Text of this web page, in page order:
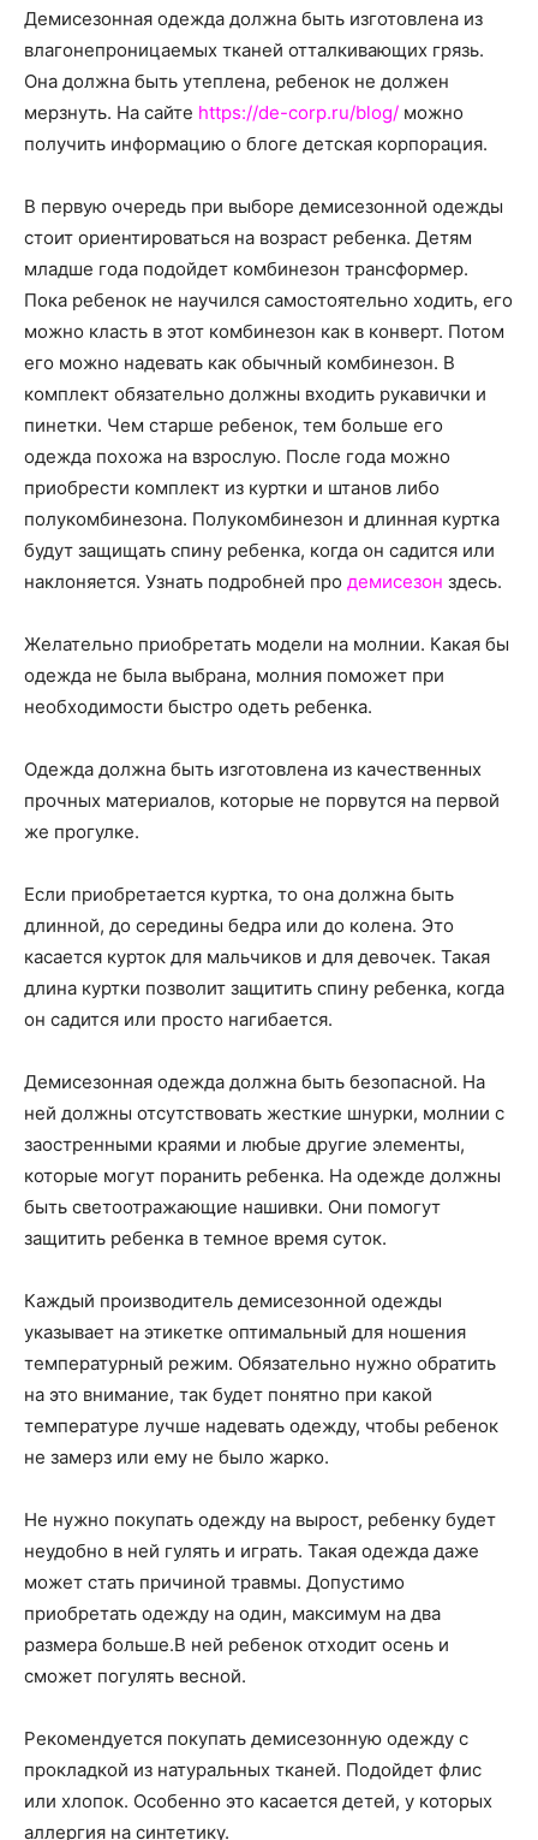
Демисезонная одежда должна быть изготовлена из
влагонепроницаемых тканей отталкивающих грязь.
Она должна быть утеплена, ребенок не должен
мерзнуть. На сайте https://de-corp.ru/blog/ можно
получить информацию о блоге детская корпорация.
В первую очередь при выборе демисезонной одежды
стоит ориентироваться на возраст ребенка. Детям
младше года подойдет комбинезон трансформер.
Пока ребенок не научился самостоятельно ходить, его
можно класть в этот комбинезон как в конверт. Потом
его можно надевать как обычный комбинезон. В
комплект обязательно должны входить рукавички и
пинетки. Чем старше ребенок, тем больше его
одежда похожа на взрослую. После года можно
приобрести комплект из куртки и штанов либо
полукомбинезона. Полукомбинезон и длинная куртка
будут защищать спину ребенка, когда он садится или
наклоняется. Узнать подробней про демисезон здесь.
Желательно приобретать модели на молнии. Какая бы
одежда не была выбрана, молния поможет при
необходимости быстро одеть ребенка.
Одежда должна быть изготовлена из качественных
прочных материалов, которые не порвутся на первой
же прогулке.
Если приобретается куртка, то она должна быть
длинной, до середины бедра или до колена. Это
касается курток для мальчиков и для девочек. Такая
длина куртки позволит защитить спину ребенка, когда
он садится или просто нагибается.
Демисезонная одежда должна быть безопасной. На
ней должны отсутствовать жесткие шнурки, молнии с
заостренными краями и любые другие элементы,
которые могут поранить ребенка. На одежде должны
быть светоотражающие нашивки. Они помогут
защитить ребенка в темное время суток.
Каждый производитель демисезонной одежды
указывает на этикетке оптимальный для ношения
температурный режим. Обязательно нужно обратить
на это внимание, так будет понятно при какой
температуре лучше надевать одежду, чтобы ребенок
не замерз или ему не было жарко.
Не нужно покупать одежду на вырост, ребенку будет
неудобно в ней гулять и играть. Такая одежда даже
может стать причиной травмы. Допустимо
приобретать одежду на один, максимум на два
размера больше.В ней ребенок отходит осень и
сможет погулять весной.
Рекомендуется покупать демисезонную одежду с
прокладкой из натуральных тканей. Подойдет флис
или хлопок. Особенно это касается детей, у которых
аллергия на синтетику.